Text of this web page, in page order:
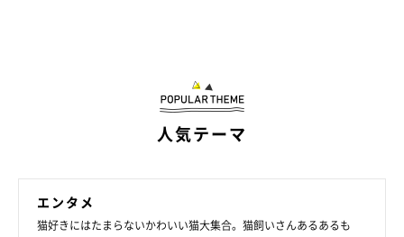
人気テーマ
エンタメ
猫好きにはたまらないかわいい猫大集合。猫飼いさんあるあるも